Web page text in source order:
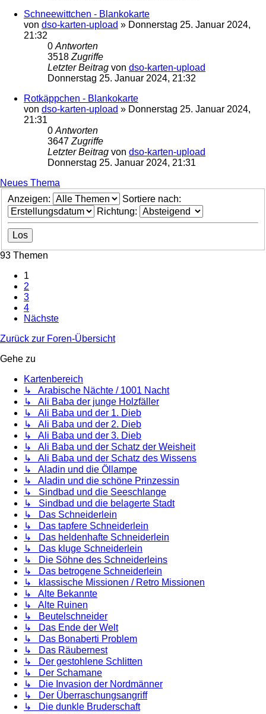
Schneewittchen - Blankokarte
von dso-karten-upload » Donnerstag 25. Januar 2024,
21:32
0Antworten
3518Zugriffe
Letzter Beitrag von dso-karten-upload
Donnerstag 25. Januar 2024, 21:32
Rotkäppchen - Blankokarte
von dso-karten-upload » Donnerstag 25. Januar 2024,
21:31
0Antworten
3647Zugriffe
Letzter Beitrag von dso-karten-upload
Donnerstag 25. Januar 2024, 21:31
Neues Thema
Anzeigen:
Sortiere nach:
Richtung:
93 Themen
1
2
3
4
Nächste
Zurück zur Foren-Übersicht
Gehe zu
Kartenbereich
↳ Arabische Nächte / 1001 Nacht
↳ Ali Baba der junge Holzfäller
↳ Ali Baba und der 1. Dieb
↳ Ali Baba und der 2. Dieb
↳ Ali Baba und der 3. Dieb
↳ Ali Baba und der Schatz der Weisheit
↳ Ali Baba und der Schatz des Wissens
↳ Aladin und die Öllampe
↳ Aladin und die schöne Prinzessin
↳ Sindbad und die Seeschlange
↳ Sindbad und die belagerte Stadt
↳ Das Schneiderlein
↳ Das tapfere Schneiderlein
↳ Das heldenhafte Schneiderlein
↳ Das kluge Schneiderlein
↳ Die Söhne des Schneiderleins
↳ Das betrogene Schneiderlein
↳ klassische Missionen / Retro Missionen
↳ Alte Bekannte
↳ Alte Ruinen
↳ Beutelschneider
↳ Das Ende der Welt
↳ Das Bonaberti Problem
↳ Das Räubernest
↳ Der gestohlene Schlitten
↳ Der Schamane
↳ Die Invasion der Nordmänner
↳ Der Überraschungsangriff
↳ Die dunkle Bruderschaft